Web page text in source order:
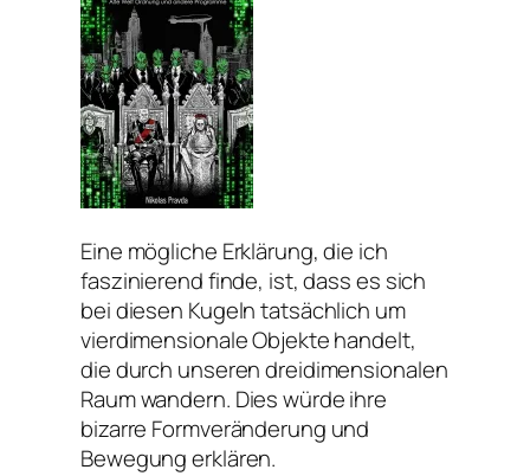
Eine mögliche Erklärung, die ich
faszinierend finde, ist, dass es sich
bei diesen Kugeln tatsächlich um
vierdimensionale Objekte handelt,
die durch unseren dreidimensionalen
Raum wandern. Dies würde ihre
bizarre Formveränderung und
Bewegung erklären.